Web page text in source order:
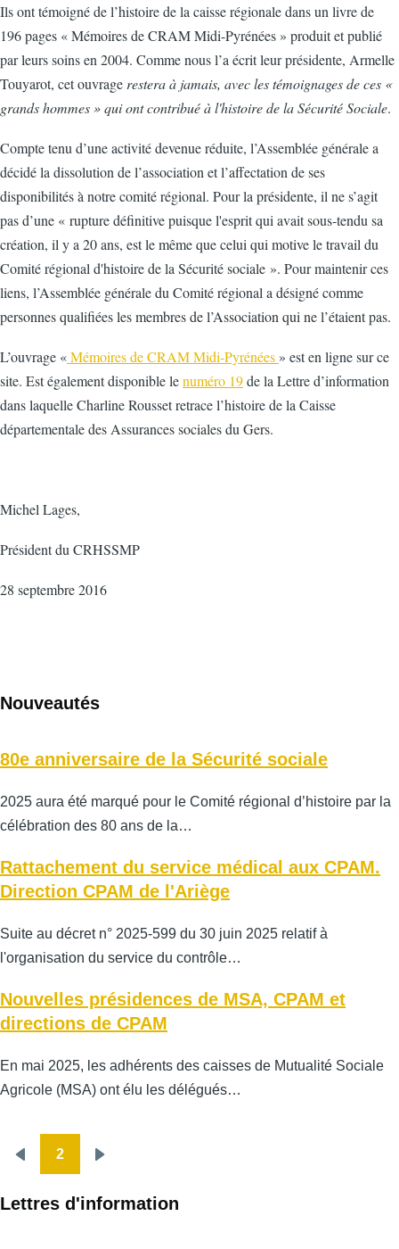
Ils ont témoigné de l’histoire de la caisse régionale dans un livre de
196 pages « Mémoires de CRAM Midi-Pyrénées » produit et publié
par leurs soins en 2004. Comme nous l’a écrit leur présidente, Armelle
Touyarot, cet ouvragerestera à jamais, avec les témoignages de ces «
grands hommes » qui ont contribué à l'histoire de la Sécurité Sociale.
Compte tenu d’une activité devenue réduite, l’Assemblée générale a
décidé la dissolution de l’association et l’affectation de ses
disponibilités à notre comité régional. Pour la présidente, il ne s’agit
pas d’une « rupture définitive puisque l'esprit qui avait sous-tendu sa
création, il y a 20 ans, est le même que celui qui motive le travail du
Comité régional d'histoire de la Sécurité sociale ». Pour maintenir ces
liens, l’Assemblée générale du Comité régional a désigné comme
personnes qualifiées les membres de l’Association qui ne l’étaient pas.
L’ouvrage «Mémoires de CRAM Midi-Pyrénées » est en ligne sur ce
site. Est également disponible lenuméro 19de la Lettre d’information
dans laquelle Charline Rousset retrace l’histoire de la Caisse
départementale des Assurances sociales du Gers.
Michel Lages,
Président du CRHSSMP
28 septembre 2016
Nouveautés
80e anniversaire de la Sécurité sociale
2025 aura été marqué pour le Comité régional d’histoire par la
célébration des 80 ans de la…
Rattachement du service médical aux CPAM.
Direction CPAM de l'Ariège
Suite au décret n° 2025-599 du 30 juin 2025 relatif à
l'organisation du service du contrôle…
Nouvelles présidences de MSA, CPAM et
directions de CPAM
En mai 2025, les adhérents des caisses de Mutualité Sociale
Agricole (MSA) ont élu les délégués…
Page
2
Lettres d'information